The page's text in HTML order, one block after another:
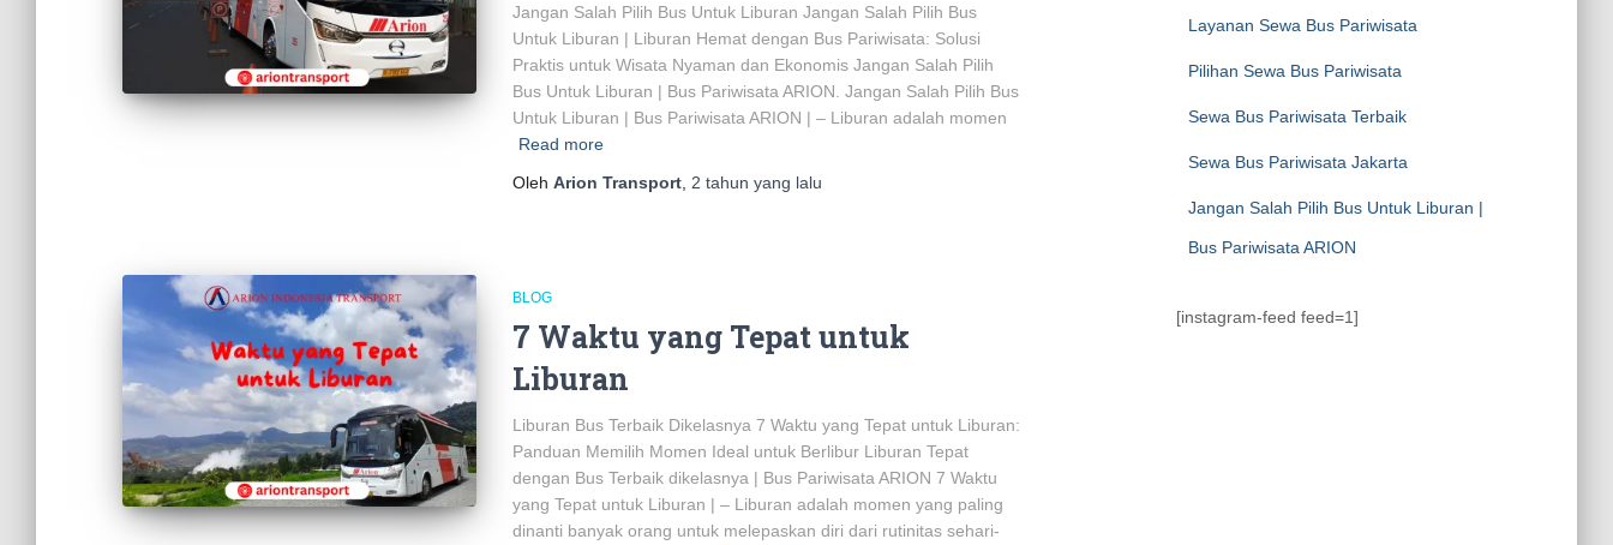
Jangan Salah Pilih Bus Untuk Liburan Jangan Salah Pilih Bus
Untuk Liburan | Liburan Hemat dengan Bus Pariwisata: Solusi
Praktis untuk Wisata Nyaman dan Ekonomis Jangan Salah Pilih
Bus Untuk Liburan | Bus Pariwisata ARION. Jangan Salah Pilih Bus
Untuk Liburan | Bus Pariwisata ARION | – Liburan adalah momen
Read more
Oleh Arion Transport 2 tahun yang lalu
BLOG
7 Waktu yang Tepat untuk
Liburan
Liburan Bus Terbaik Dikelasnya 7 Waktu yang Tepat untuk Liburan:
Panduan Memilih Momen Ideal untuk Berlibur Liburan Tepat
dengan Bus Terbaik dikelasnya | Bus Pariwisata ARION 7 Waktu
yang Tepat untuk Liburan | – Liburan adalah momen yang paling
dinanti banyak orang untuk melepaskan diri dari rutinitas sehari-
Layanan Sewa Bus Pariwisata
Pilihan Sewa Bus Pariwisata
Sewa Bus Pariwisata Terbaik
Sewa Bus Pariwisata Jakarta
Jangan Salah Pilih Bus Untuk Liburan |
Bus Pariwisata ARION
[instagram-feed feed=1]